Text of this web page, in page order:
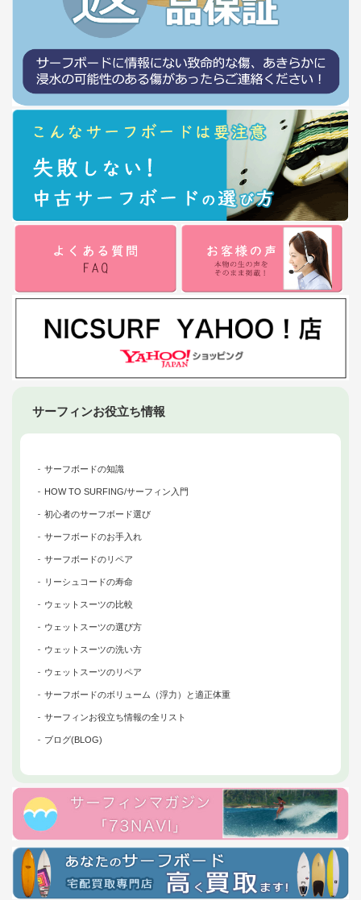
サーフィンお役立ち情報
サーフボードの知識
HOW TO SURFING/サーフィン入門
初心者のサーフボード選び
サーフボードのお手入れ
サーフボードのリペア
リーシュコードの寿命
ウェットスーツの比較
ウェットスーツの選び方
ウェットスーツの洗い方
ウェットスーツのリペア
サーフボードのボリューム（浮力）と適正体重
サーフィンお役立ち情報の全リスト
ブログ(BLOG)